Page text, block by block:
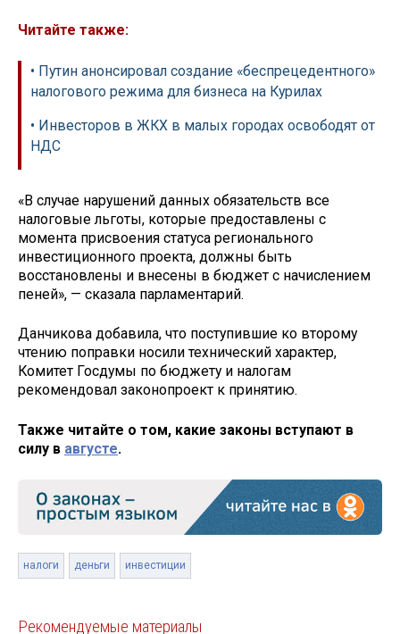
Читайте также:
• Путин анонсировал создание «беспрецедентного»
налогового режима для бизнеса на Курилах
• Инвесторов в ЖКХ в малых городах освободят от
НДС
«В случае нарушений данных обязательств все
налоговые льготы, которые предоставлены с
момента присвоения статуса регионального
инвестиционного проекта, должны быть
восстановлены и внесены в бюджет с начислением
пеней», — сказала парламентарий.
Данчикова добавила, что поступившие ко второму
чтению поправки носили технический характер,
Комитет Госдумы по бюджету и налогам
рекомендовал законопроект к принятию.
Также читайте о том, какие законы вступают в
силу в августе.
налоги деньги инвестиции
Рекомендуемые материалы